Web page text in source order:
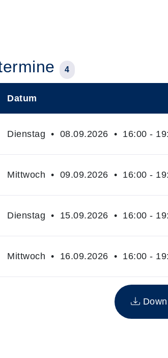
4
gibt es 4 Termine zum diesen Kurs
Datum
Dienstag • 08.09.2026 • 16:00 -
Mittwoch • 09.09.2026 • 16:00 -
Dienstag • 15.09.2026 • 16:00 -
Mittwoch • 16.09.2026 • 16:00 -